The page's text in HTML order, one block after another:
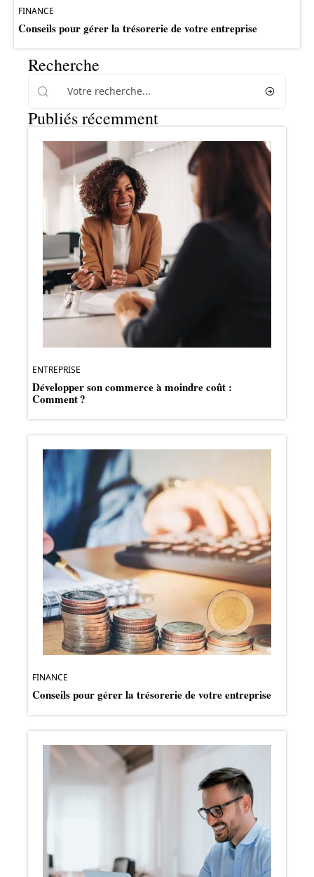
FINANCE
Conseils pour gérer la trésorerie de votre entreprise
Recherche
Publiés récemment
ENTREPRISE
Développer son commerce à moindre coût :
Comment ?
FINANCE
Conseils pour gérer la trésorerie de votre entreprise